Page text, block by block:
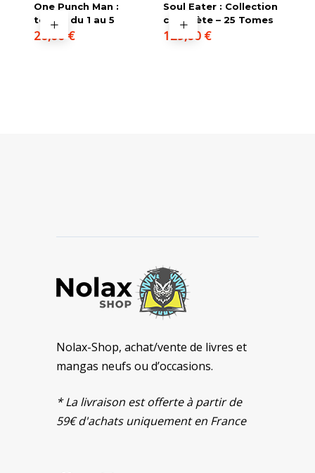
One Punch Man :
tomes du 1 au 5
20,00 €
Soul Eater : Collection
complète – 25 Tomes
129,00 €
Nolax-Shop, achat/vente de livres et
mangas neufs ou d’occasions.
* La livraison est offerte à partir de
59€ d'achats uniquement en France